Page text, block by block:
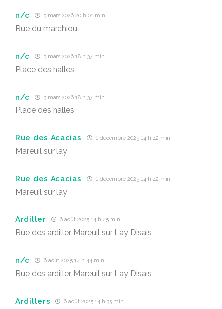
n/c 3 mars 2026 20 h 01 min
Rue du marchiou
n/c 3 mars 2026 18 h 37 min
Place des halles
n/c 3 mars 2026 18 h 37 min
Place des halles
Rue des Acacias 1 décembre 2025 14 h 42 min
Mareuil sur lay
Rue des Acacias 1 décembre 2025 14 h 42 min
Mareuil sur lay
Ardiller 6 août 2025 14 h 45 min
Rue des ardiller Mareuil sur Lay Disais
n/c 6 août 2025 14 h 44 min
Rue des ardiller Mareuil sur Lay Disais
Ardillers 6 août 2025 14 h 35 min